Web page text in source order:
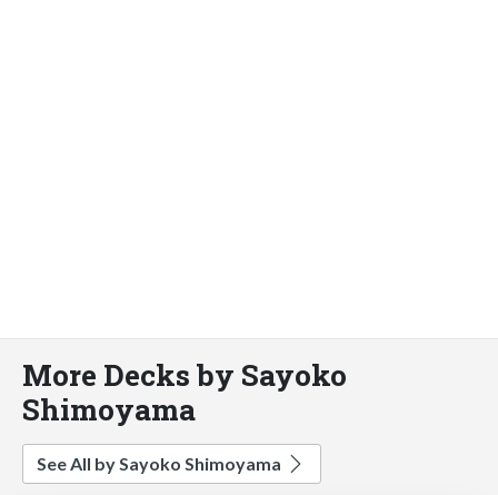
More Decks by Sayoko
Shimoyama
See All by Sayoko Shimoyama